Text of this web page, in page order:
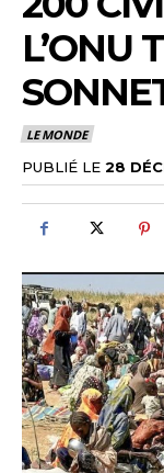
L’ONU
LE MONDE
PUBLIÉ LE 28